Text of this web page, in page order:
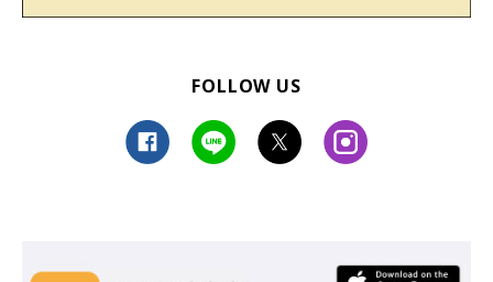
FOLLOW US